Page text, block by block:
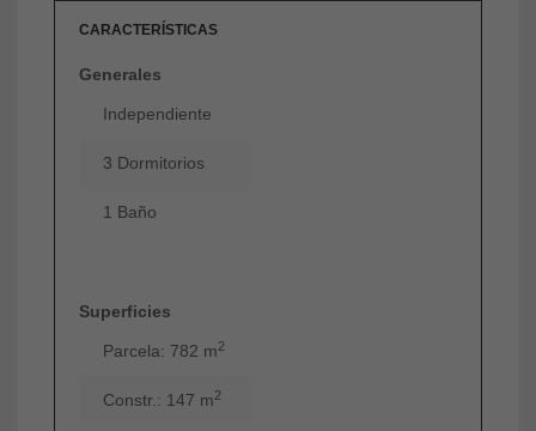
CARACTERÍSTICAS
Generales
Independiente
3 Dormitorios
1 Baño
Superficies
Parcela: 782 m2
Constr.: 147 m2